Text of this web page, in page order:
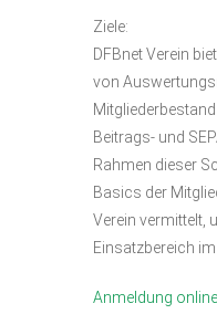
Ziele:
DFBnet Verein
von
Beitrags- und
Rahmen dieser
Basics der
Verein vermittelt,
Einsatzbereich
Anmeldung online